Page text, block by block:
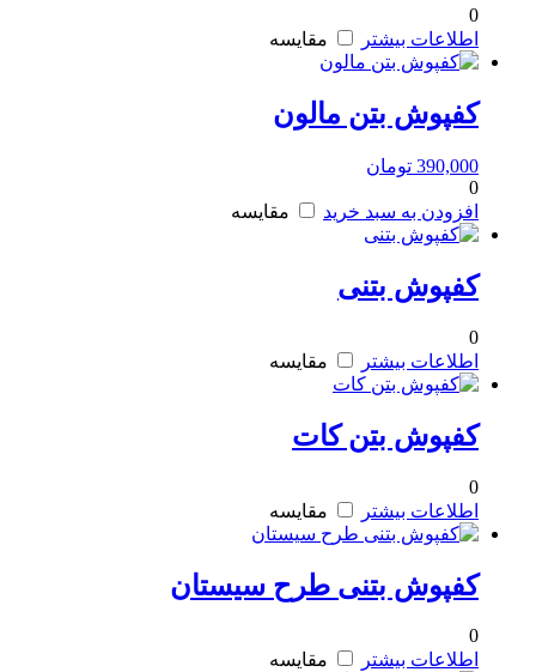
0
اطلاعات بیشتر
مقایسه
کفپوش بتن مالون
390,000 تومان
0
افزودن به سبد خرید
مقایسه
کفپوش بتنی
0
اطلاعات بیشتر
مقایسه
کفپوش بتن کات
0
اطلاعات بیشتر
مقایسه
کفپوش بتنی طرح سیستان
0
اطلاعات بیشتر
مقایسه